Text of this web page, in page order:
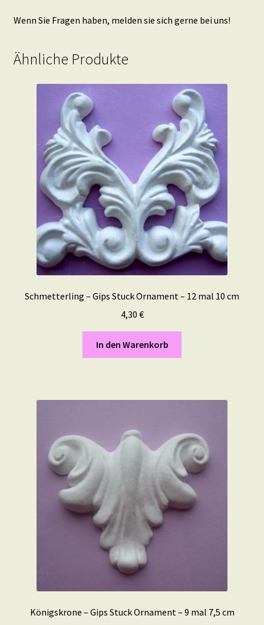
Wenn Sie Fragen haben, melden sie sich gerne bei uns!
Ähnliche Produkte
Schmetterling – Gips Stuck Ornament – 12 mal 10 cm
4,30 €
In den Warenkorb
Königskrone – Gips Stuck Ornament – 9 mal 7,5 cm